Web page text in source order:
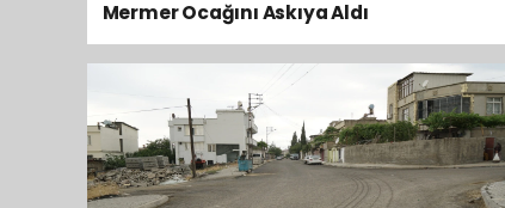
Mermer Ocağını Askıya Aldı